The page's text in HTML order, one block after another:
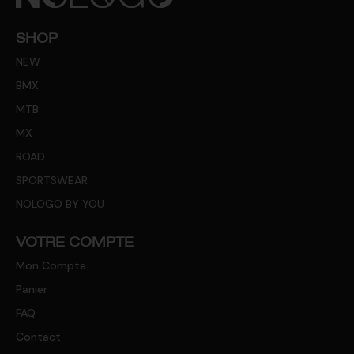
SHOP
NEW
BMX
MTB
MX
ROAD
SPORTSWEAR
NOLOGO BY YOU
VOTRE COMPTE
Mon Compte
Panier
FAQ
Contact